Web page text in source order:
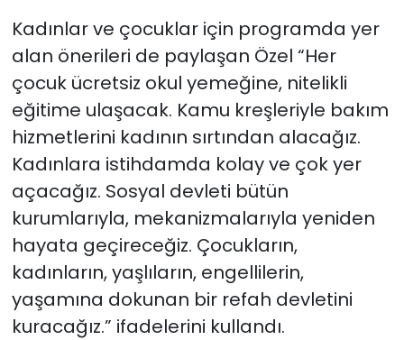
Kadınlar ve çocuklar için programda yer
alan önerileri de paylaşan Özel “Her
çocuk ücretsiz okul yemeğine, nitelikli
eğitime ulaşacak. Kamu kreşleriyle bakım
hizmetlerini kadının sırtından alacağız.
Kadınlara istihdamda kolay ve çok yer
açacağız. Sosyal devleti bütün
kurumlarıyla, mekanizmalarıyla yeniden
hayata geçireceğiz. Çocukların,
kadınların, yaşlıların, engellilerin,
yaşamına dokunan bir refah devletini
kuracağız.” ifadelerini kullandı.